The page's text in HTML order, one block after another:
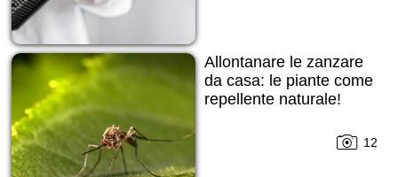
Allontanare le zanzare
da casa: le piante come
repellente naturale!
12